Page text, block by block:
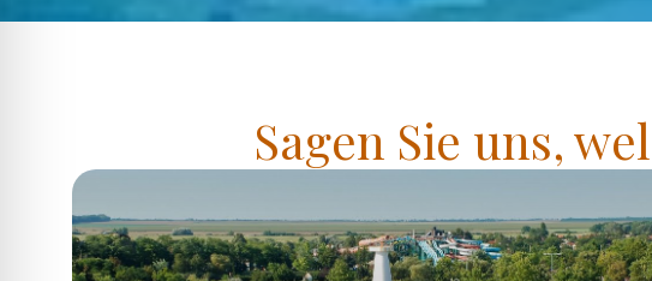
Sagen Sie uns,